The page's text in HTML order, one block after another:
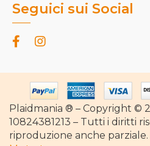
Seguici sui Social
Plaidmania ® – Copyright ©
10824381213 – Tutti i diritti
riproduzione anche